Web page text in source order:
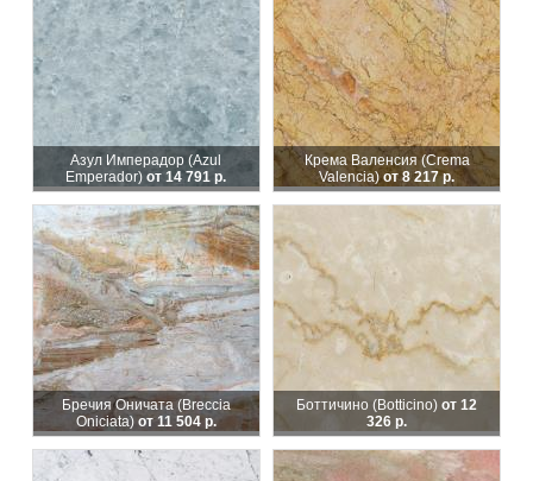
Азул Имперадор (Azul
Emperador)от 14 791 р.
Крема Валенсия (Crema
Valencia)от 8 217 р.
Бречия Оничата (Breccia
Oniciata) от 11 504 р.
Боттичино (Botticino) от 12
326 р.